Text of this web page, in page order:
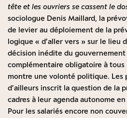
tête et les ouvriers se cassent le
sociologue Denis Maillard, la
de levier au déploiement de la
logique « d’aller vers » sur le lieu
décision inédite du gouvernement
complémentaire obligatoire à tous
montre une volonté politique. Les
d’ailleurs inscrit la question de la
cadres à leur agenda autonome
Pour les salariés encore non